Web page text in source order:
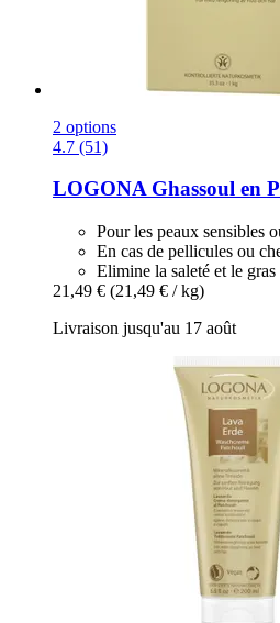
2 options
4.7 (51)
LOGONAGhassoul en
Pour les peaux sensibles
En cas de pellicules ou
Elimine la saleté et le gras
21,49 € (21,49 € / kg)
Livraison jusqu'au 17 août